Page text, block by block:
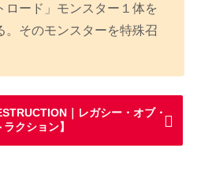
ロード」モンスター１体を
。そのモンスターを特殊召
｜レガシー・オブ・
クション】